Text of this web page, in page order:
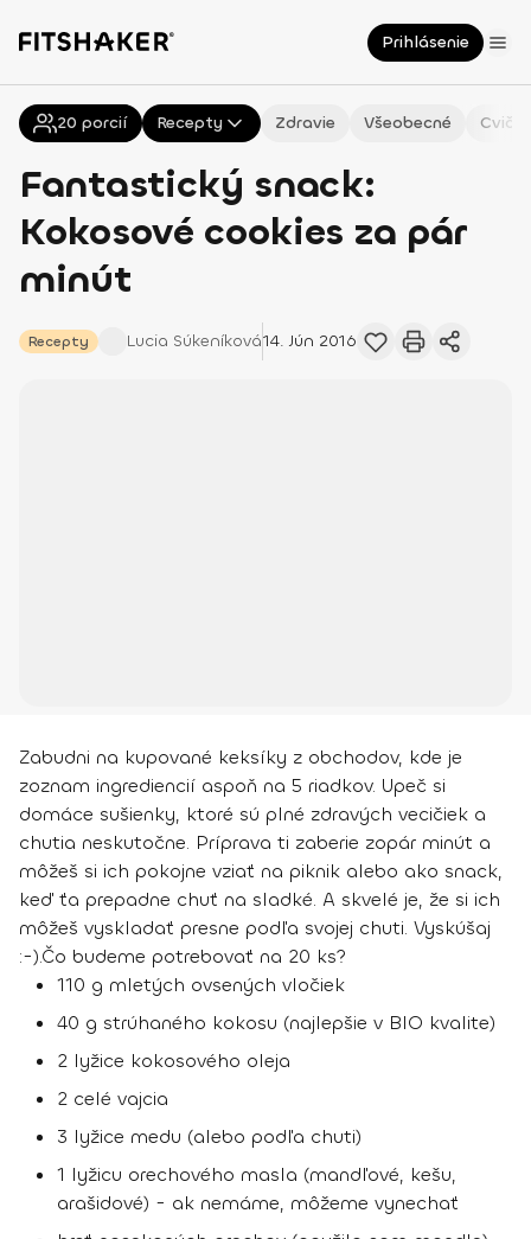
Prihlásenie
Všetky Recepty Zdravie Všeobecné
Fantastický snack:
Kokosové cookies za pár
minút
Recepty Lucia Súkeníková14. Jún 2016
20 porcií
Zabudni na kupované keksíky z obchodov, kde je
zoznam ingrediencií aspoň na 5 riadkov. Upeč si
domáce sušienky, ktoré sú plné zdravých vecičiek a
chutia neskutočne. Príprava ti zaberie zopár minút a
môžeš si ich pokojne vziať na piknik alebo ako snack,
keď ťa prepadne chuť na sladké. A skvelé je, že si ich
môžeš vyskladať presne podľa svojej chuti. Vyskúšaj
:-).Čo budeme potrebovať na 20 ks?
110 g mletých ovsených vločiek
40 g strúhaného kokosu (najlepšie v BIO kvalite)
2 lyžice kokosového oleja
2 celé vajcia
3 lyžice medu (alebo podľa chuti)
1 lyžicu orechového masla (mandľové, kešu,
arašidové) - ak nemáme, môžeme vynechať